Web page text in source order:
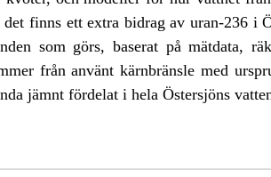
finns ett extra bidrag av uran-236 i
som görs, baserat på mätdata,
från använt kärnbränsle med
jämnt fördelat i hela Östersjöns